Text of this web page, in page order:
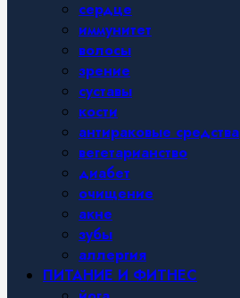
сердце
иммунитет
волосы
зрение
суставы
кости
антираковые средства
вегетарианство
диабет
очищение
акне
зубы
аллергия
ПИТАНИЕ И ФИТНЕС